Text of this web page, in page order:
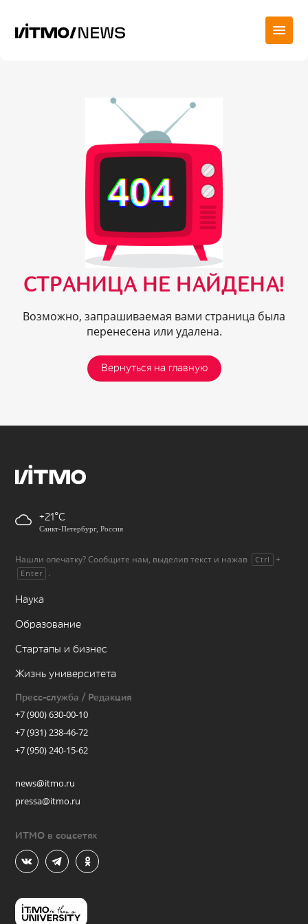
СТРАНИЦА НЕ НАЙДЕНА!
Возможно, запрашиваемая вами страница была
перенесена или удалена.
Вернуться на главную
+21
Санкт-Петербург, Россия
Нашли опечатку? Сообщите нам, выделив текст и нажав Ctrl +
Enter .
Наука
Образование
Стартапы и бизнес
Жизнь университета
Пресс-служба / Редакция
+7 (900) 630-00-10
+7 (931) 238-46-72
+7 (950) 240-15-62
news@itmo.ru
pressa@itmo.ru
ИТМО в соцсетях